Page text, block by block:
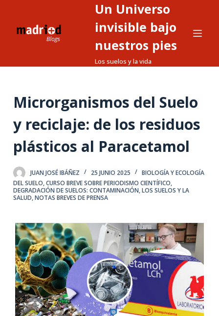
o
n
d
Un Universo
invisible bajo
nuestros pies
Los suelos y la vida
Microrganismos del Suelo
y reciclaje: de los residuos
plásticos al Paracetamol
JUAN JOSÉ IBÁÑEZ 25 JUNIO 2025
BIOLOGÍA Y ECOLOGÍA
DEL SUELO,CURSO BREVE SOBRE PERIODISMO CIENTÍFICO,
DEGRADACIÓN DE SUELOS: CONTAMINACIÓN,LOS SUELOS Y LA
SALUD,NOTAS BREVES DE PRENSA